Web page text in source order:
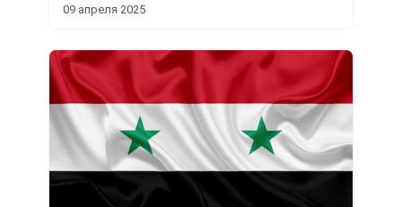
09 апреля 2025